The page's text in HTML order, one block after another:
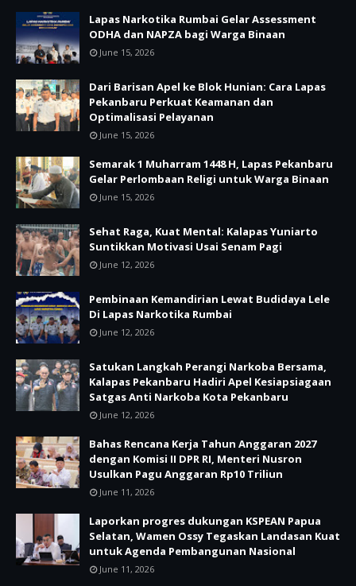
Lapas Narkotika Rumbai Gelar Assessment
ODHA dan NAPZA bagi Warga Binaan
June 15, 2026
Dari Barisan Apel ke Blok Hunian: Cara Lapas
Pekanbaru Perkuat Keamanan dan
Optimalisasi Pelayanan
June 15, 2026
Semarak 1 Muharram 1448 H, Lapas Pekanbaru
Gelar Perlombaan Religi untuk Warga Binaan
June 15, 2026
Sehat Raga, Kuat Mental: Kalapas Yuniarto
Suntikkan Motivasi Usai Senam Pagi
June 12, 2026
Pembinaan Kemandirian Lewat Budidaya Lele
Di Lapas Narkotika Rumbai
June 12, 2026
Satukan Langkah Perangi Narkoba Bersama,
Kalapas Pekanbaru Hadiri Apel Kesiapsiagaan
Satgas Anti Narkoba Kota Pekanbaru
June 12, 2026
Bahas Rencana Kerja Tahun Anggaran 2027
dengan Komisi II DPR RI, Menteri Nusron
Usulkan Pagu Anggaran Rp10 Triliun
June 11, 2026
Laporkan progres dukungan KSPEAN Papua
Selatan, Wamen Ossy Tegaskan Landasan Kuat
untuk Agenda Pembangunan Nasional
June 11, 2026